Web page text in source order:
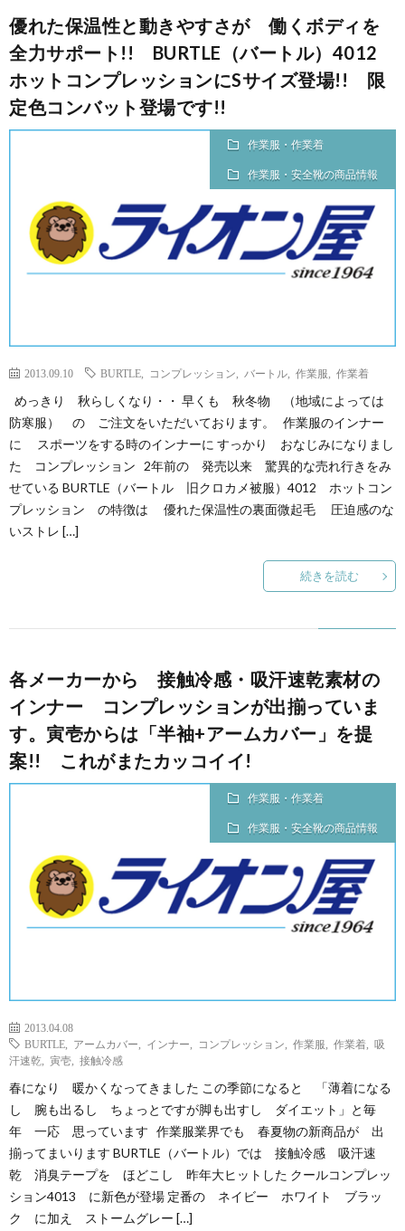
優れた保温性と動きやすさが 働くボディを
全力サポート!! BURTLE（バートル）4012
ホットコンプレッションにSサイズ登場!! 限
定色コンバット登場です!!
作業服・作業着
作業服・安全靴の商品情報
2013.09.10 BURTLE コンプレッション バートル 作業服 作業着
めっきり 秋らしくなり・・ 早くも 秋冬物 （地域によっては
防寒服） の ご注文をいただいております。 作業服のインナー
に スポーツをする時のインナーに すっかり おなじみになりまし
た コンプレッション 2年前の 発売以来 驚異的な売れ行きをみ
せている BURTLE（バートル 旧クロカメ被服）4012 ホットコン
プレッション の特徴は 優れた保温性の裏面微起毛 圧迫感のな
いストレ […]
続きを読む
各メーカーから 接触冷感・吸汗速乾素材の
インナー コンプレッションが出揃っていま
す。寅壱からは「半袖+アームカバー」を提
案!! これがまたカッコイイ!
作業服・作業着
作業服・安全靴の商品情報
2013.04.08
BURTLE
アームカバー インナー コンプレッション 作業服 作業着
吸
汗速乾
寅壱 接触冷感
春になり 暖かくなってきました この季節になると 「薄着になる
し 腕も出るし ちょっとですが脚も出すし ダイエット」と毎
年 一応 思っています 作業服業界でも 春夏物の新商品が 出
揃ってまいります BURTLE（バートル）では 接触冷感 吸汗速
乾 消臭テープを ほどこし 昨年大ヒットした クールコンプレッ
ション4013 に新色が登場 定番の ネイビー ホワイト ブラッ
ク に加え ストームグレー […]